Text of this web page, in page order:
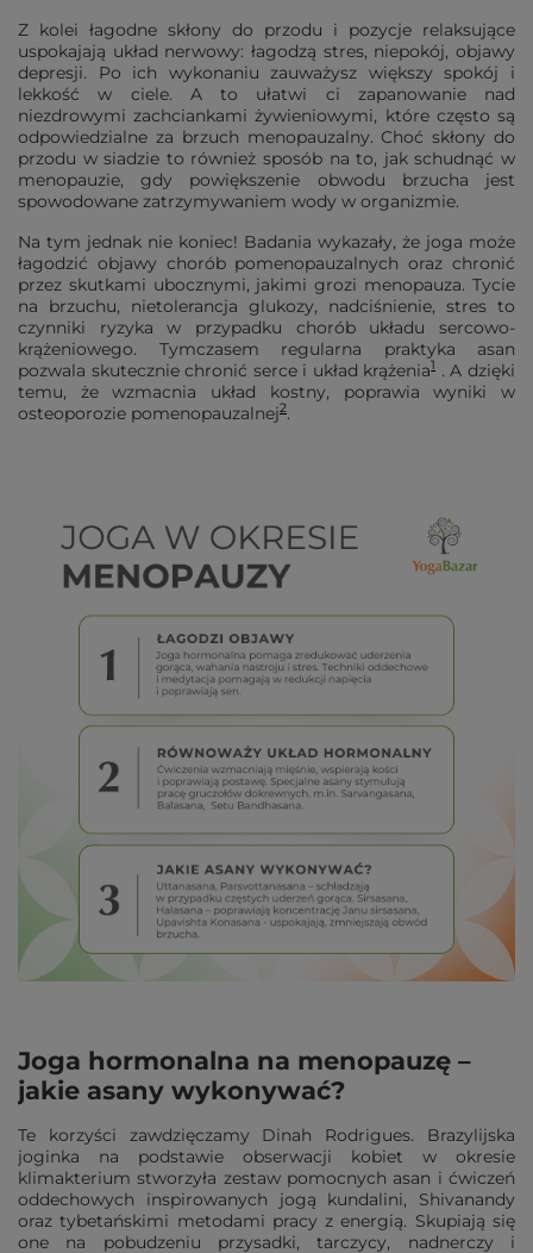
Z kolei łagodne skłony do przodu i pozycje relaksujące
uspokajają układ nerwowy: łagodzą stres, niepokój, objawy
depresji. Po ich wykonaniu zauważysz większy spokój i
lekkość w ciele. A to ułatwi ci zapanowanie nad
niezdrowymi zachciankami żywieniowymi, które często są
odpowiedzialne za brzuch menopauzalny. Choć skłony do
przodu w siadzie to również sposób na to, jak schudnąć w
menopauzie, gdy powiększenie obwodu brzucha jest
spowodowane zatrzymywaniem wody w organizmie.
Na tym jednak nie koniec! Badania wykazały, że joga może
łagodzić objawy chorób pomenopauzalnych oraz chronić
przez skutkami ubocznymi, jakimi grozi menopauza. Tycie
na brzuchu, nietolerancja glukozy, nadciśnienie, stres to
czynniki ryzyka w przypadku chorób układu sercowo-
krążeniowego. Tymczasem regularna praktyka asan
pozwala skutecznie chronić serce i układ krążenia1 . A dzięki
temu, że wzmacnia układ kostny, poprawia wyniki w
osteoporozie pomenopauzalnej2.
Joga hormonalna na menopauzę –
jakie asany wykonywać?
Te korzyści zawdzięczamy Dinah Rodrigues. Brazylijska
joginka na podstawie obserwacji kobiet w okresie
klimakterium stworzyła zestaw pomocnych asan i ćwiczeń
oddechowych inspirowanych jogą kundalini, Shivanandy
oraz tybetańskimi metodami pracy z energią. Skupiają się
one na pobudzeniu przysadki, tarczycy, nadnerczy i